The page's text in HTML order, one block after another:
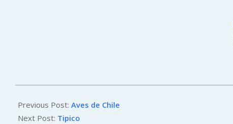
01-
02
Previous Post: Aves de Chile
Next Post: Tipico